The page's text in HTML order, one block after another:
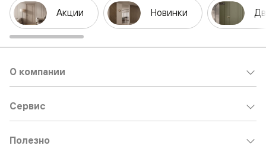
Акции Новинки
О компании
Сервис
Полезно